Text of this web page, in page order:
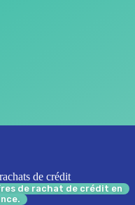
de crédit
de rachat de crédit en